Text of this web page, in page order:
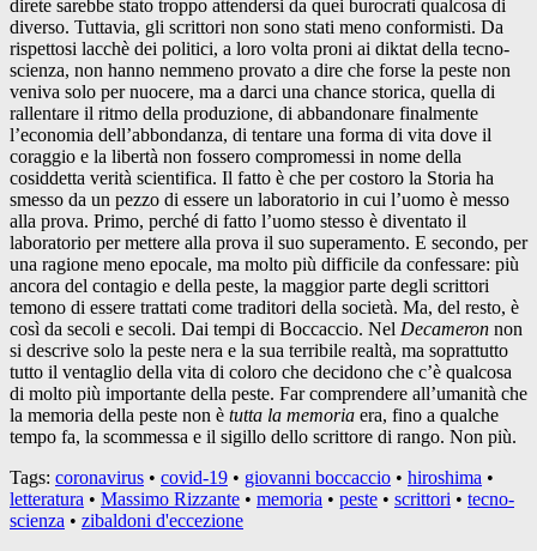
direte sarebbe stato troppo attendersi da quei burocrati qualcosa di
diverso. Tuttavia, gli scrittori non sono stati meno conformisti. Da
rispettosi lacchè dei politici, a loro volta proni ai diktat della tecno-
scienza, non hanno nemmeno provato a dire che forse la peste non
veniva solo per nuocere, ma a darci una chance storica, quella di
rallentare il ritmo della produzione, di abbandonare finalmente
l’economia dell’abbondanza, di tentare una forma di vita dove il
coraggio e la libertà non fossero compromessi in nome della
cosiddetta verità scientifica. Il fatto è che per costoro la Storia ha
smesso da un pezzo di essere un laboratorio in cui l’uomo è messo
alla prova. Primo, perché di fatto l’uomo stesso è diventato il
laboratorio per mettere alla prova il suo superamento. E secondo, per
una ragione meno epocale, ma molto più difficile da confessare: più
ancora del contagio e della peste, la maggior parte degli scrittori
temono di essere trattati come traditori della società. Ma, del resto, è
così da secoli e secoli. Dai tempi di Boccaccio. Nel Decameron non
si descrive solo la peste nera e la sua terribile realtà, ma soprattutto
tutto il ventaglio della vita di coloro che decidono che c’è qualcosa
di molto più importante della peste. Far comprendere all’umanità che
la memoria della peste non è tutta la memoria era, fino a qualche
tempo fa, la scommessa e il sigillo dello scrittore di rango. Non più.
Tags: coronavirus • covid-19 • giovanni boccaccio • hiroshima •
letteratura • Massimo Rizzante • memoria • peste • scrittori • tecno-
scienza • zibaldoni d'eccezione